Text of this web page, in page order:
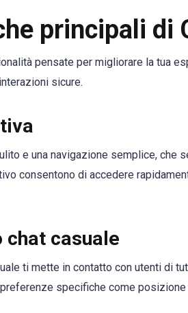
principali di
pensate per migliorare la tua
sicure.
e una navigazione semplice, che
consentono di accedere
chat casuale
ti mette in contatto con utenti di
specifiche come